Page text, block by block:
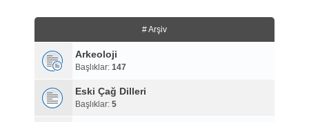
# Arşiv
Arkeoloji
Başlıklar: 147
Eski Çağ Dilleri
Başlıklar: 5